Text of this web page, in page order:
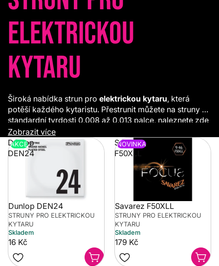
elektrickou
kytaru
Široká nabídka strun pro elektrickou kytaru, která
potěší každého kytaristu. Přestrunit můžete na struny o
standardní tvrdosti 0,008 až 0,013 palce, naleznete zde
ale i sady pro vícestrunné nástroje. Kromě tloušťky
struny hraje roli také materiál, případně preferovaná
značka.
Zobrazit více
Dunlop
DEN24
AKCE
Dunlop DEN24
STRUNY PRO ELEKTRICKOU
KYTARU
Skladem
16 Kč
Savarez
F50XLL
NOVINKA
Savarez F50XLL
STRUNY PRO ELEKTRICKOU
KYTARU
Skladem
179 Kč